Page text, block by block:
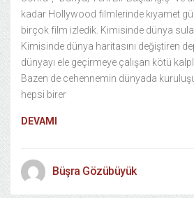
kadar Hollywood filmlerinde kıyamet
birçok film izledik. Kimisinde dünya sular
Kimisinde dünya haritasını değiştiren
dünyayı ele geçirmeye çalışan kötü
Bazen de cehennemin dünyada
hepsi birer
DEVAMI
Büşra Gözübüyük